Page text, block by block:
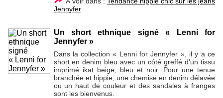
Jennyfer
Un short ethnique signé « Lenni for
Jennyfer »
Dans la collection « Lenni for Jennyfer », il y a ce
short en denim bleu avec un côté greffé d’un tissu
imprimé ikat beige, bleu et noir. Pour une tenue
branchée et hippie, une chemise en denim délavée
ou un haut de couleur et des sandales à franges
sont les bienvenus.